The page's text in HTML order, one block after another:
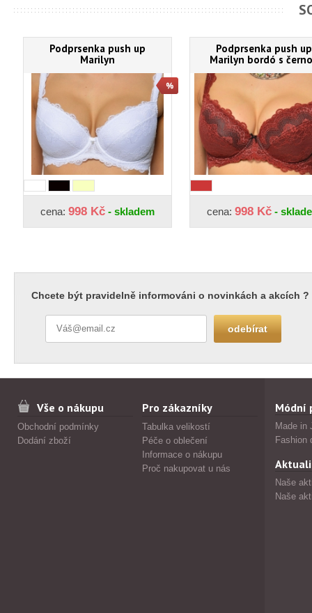
Podprsenka push up
Marilyn
cena: 998 Kč - skladem
Podprsenka push up
Marilyn bordó s
cena: 998 Kč -
Chcete být pravidelně informováni o novinkách a akcích ?
Vše o nákupu
Obchodní podmínky
Dodání zboží
Pro zákazníky
Tabulka velikostí
Péče o oblečení
Informace o nákupu
Proč nakupovat u nás
Módní
Made in
Fashion
Naše
Naše